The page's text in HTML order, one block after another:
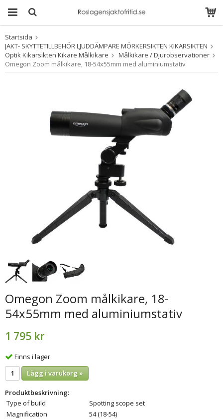
Produkten har blivit
tillagd i varukorgen
Startsida
JAKT- SKYTTETILLBEHÖR LJUDDÄMPARE MÖRKERSIKTEN KIKARSIKTEN
Optik Kikarsikten Kikare Målkikare
Målkikare / Djurobservationer
Omegon Zoom målkikare, 18-54x55mm med aluminiumstativ
Omegon Zoom målkikare, 18-
54x55mm med aluminiumstativ
1 795 kr
Finns i lager
Lägg i varukorg »
Produktbeskrivning:
Type of build
Spotting scope set
Magnification
54 (18-54)